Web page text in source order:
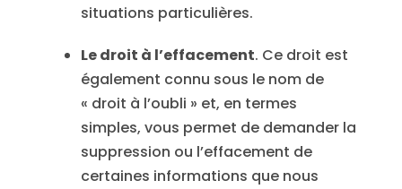
situations particulières.
Le droit à l’effacement. Ce droit est
également connu sous le nom de
« droit à l’oubli » et, en termes
simples, vous permet de demander la
suppression ou l’effacement de
certaines informations que nous